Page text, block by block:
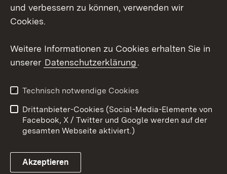
Link zum Landesportal
Kontakt
Impressum
Cookies
und verbessern zu können, verwenden wir
Cookies.
Weitere Informationen zu Cookies erhalten Sie in
unserer Datenschutzerklärung.
Technisch notwendige Cookies
Drittanbieter-Cookies (Social-Media-Elemente von
Facebook, X / Twitter und Google werden auf der
gesamten Webseite aktiviert.)
Akzeptieren